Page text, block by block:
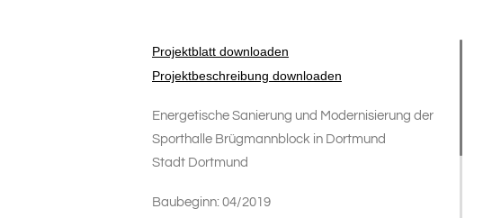
Projektblatt downloaden
Projektbeschreibung downloaden
Energetische Sanierung und Modernisierung der
Sporthalle Brügmannblock in Dortmund
Stadt Dortmund
Baubeginn: 04/2019